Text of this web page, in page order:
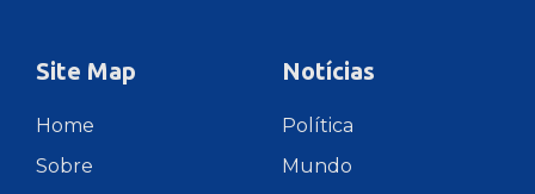
Site Map
Home
Sobre
Notícias
Política
Mundo